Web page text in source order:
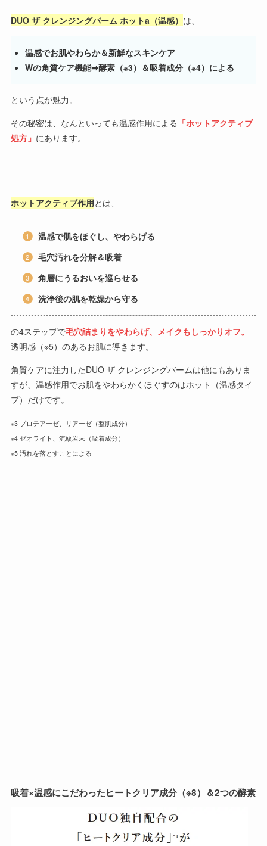
DUO ザ クレンジングバーム ホットa（温感） は、
温感でお肌やわらか＆新鮮なスキンケア
Wの角質ケア機能➡酵素（※3）＆吸着成分（※4）による
という点が魅力。
その秘密は、なんといっても温感作用による 「ホットアクティブ
処方」 にあります。
ホットアクティブ作用とは、
温感で肌をほぐし、やわらげる
毛穴汚れを分解＆吸着
角層にうるおいを巡らせる
洗浄後の肌を乾燥から守る
の4ステップで毛穴詰まりをやわらげ、メイクもしっかりオフ。
透明感（※5）のあるお肌に導きます。
角質ケアに注力したDUO ザ クレンジングバームは他にもありま
すが、温感作用でお肌をやわらかくほぐすのはホット（温感タイ
プ）だけです。
※3 プロテアーゼ、リアーゼ（整肌成分）
※4 ゼオライト、流紋岩末（吸着成分）
※5 汚れを落とすことによる
吸着×温感にこだわったヒートクリア成分（※8）＆2つの酵素